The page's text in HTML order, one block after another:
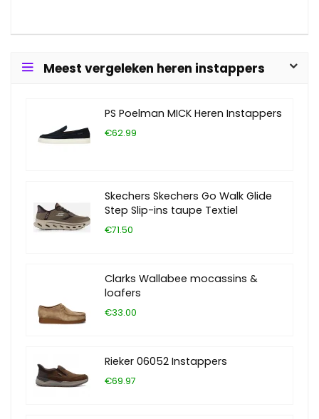
Meest vergeleken heren instappers
PS Poelman MICK Heren Instappers
€62.99
Skechers Skechers Go Walk Glide
Step Slip-ins taupe Textiel
€71.50
Clarks Wallabee mocassins &
loafers
€33.00
Rieker 06052 Instappers
€69.97